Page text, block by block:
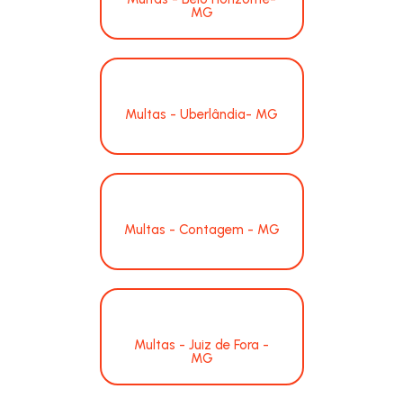
MG
Multas - Uberlândia- MG
Multas - Contagem - MG
Multas - Juiz de Fora -
MG